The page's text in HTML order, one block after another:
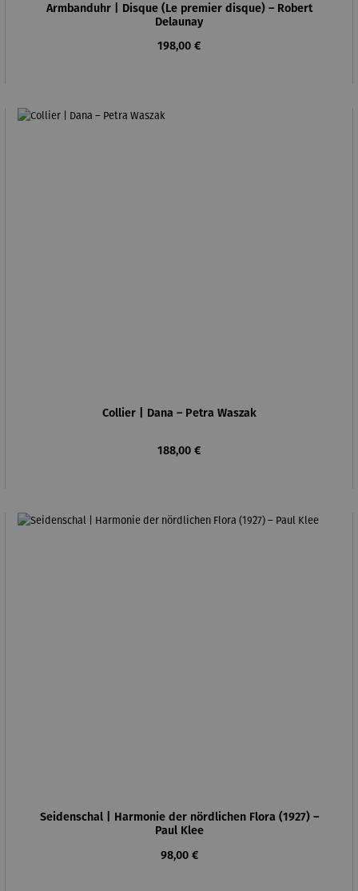
Armbanduhr | Disque (Le premier disque) – Robert
Delaunay
Regulärer Preis:
198,00 €
Collier | Dana – Petra Waszak
Regulärer Preis:
188,00 €
Seidenschal | Harmonie der nördlichen Flora (1927) –
Paul Klee
Regulärer Preis:
98,00 €